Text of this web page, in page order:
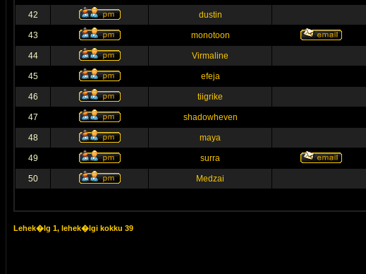
42 dustin
43 monotoon
44 Virmaline
45 efeja
46 tiigrike
47 shadowheven
48 maya
49 surra
50 Medzai
Lehek�lg 1, lehek�lgi kokku 39